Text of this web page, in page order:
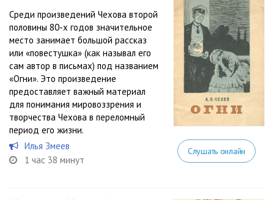
Среди произведений Чехова второй
половины 80-х годов значительное
место занимает большой рассказ
или «повестушка» (как называл его
сам автор в письмах) под названием
«Огни». Это произведение
предоставляет важный материал
для понимания мировоззрения и
творчества Чехова в переломный
период его жизни.
Илья Змеев
1 час 38 минут
Слушать онлайн